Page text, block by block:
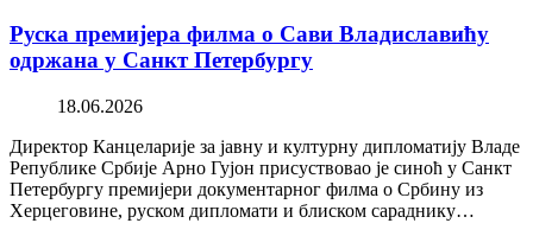
Руска премијера филма о Сави Владиславићу
одржана у Санкт Петербургу
18.06.2026
Директор Канцеларије за јавну и културну дипломатију Владе
Републике Србије Арно Гујон присуствовао је синоћ у Санкт
Петербургу премијери документарног филма о Србину из
Херцеговине, руском дипломати и блиском сараднику…